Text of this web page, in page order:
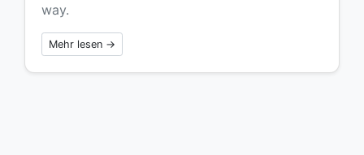
way.
Mehr lesen →